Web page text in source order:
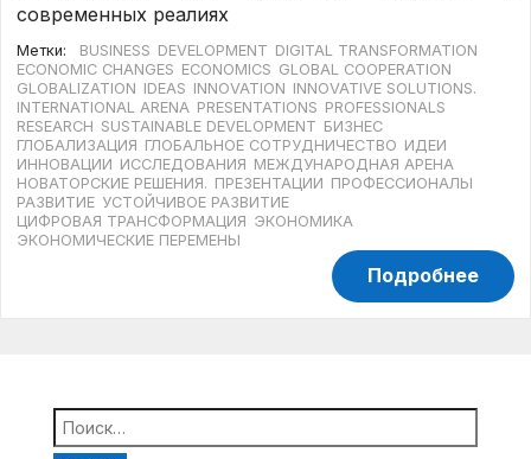
современных реалиях
Метки: BUSINESS DEVELOPMENT DIGITAL TRANSFORMATION
ECONOMIC CHANGES ECONOMICS GLOBAL COOPERATION
GLOBALIZATION IDEAS INNOVATION INNOVATIVE SOLUTIONS.
INTERNATIONAL ARENA PRESENTATIONS PROFESSIONALS
RESEARCH SUSTAINABLE DEVELOPMENT БИЗНЕС
ГЛОБАЛИЗАЦИЯ ГЛОБАЛЬНОЕ СОТРУДНИЧЕСТВО ИДЕИ
ИННОВАЦИИ ИССЛЕДОВАНИЯ МЕЖДУНАРОДНАЯ АРЕНА
НОВАТОРСКИЕ РЕШЕНИЯ. ПРЕЗЕНТАЦИИ ПРОФЕССИОНАЛЫ
РАЗВИТИЕ УСТОЙЧИВОЕ РАЗВИТИЕ
ЦИФРОВАЯ ТРАНСФОРМАЦИЯ ЭКОНОМИКА
ЭКОНОМИЧЕСКИЕ ПЕРЕМЕНЫ
Подробнее
Найти: